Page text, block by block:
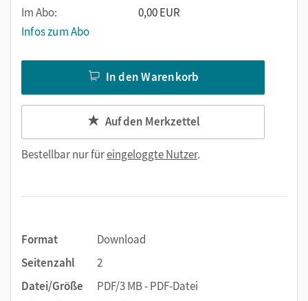
Im Abo:
0,00 EUR
Infos zum Abo
In den Warenkorb
Auf den Merkzettel
Bestellbar nur füreingeloggte Nutzer.
Format
Download
Seitenzahl
2
Datei/Größe
PDF/3 MB - PDF-Datei